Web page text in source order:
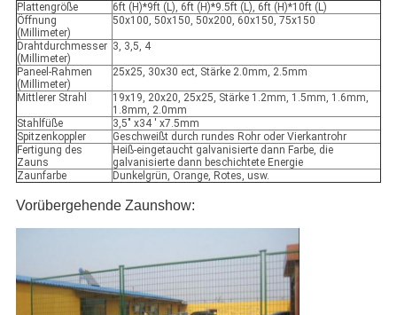
Plattengröße
6ft (H)*9ft (L), 6ft (H)*9.5ft (L), 6ft (H)*10ft (L)
Öffnung
(Millimeter)
50x100, 50x150, 50x200, 60x150, 75x150
Drahtdurchmesser
(Millimeter)
3, 3,5, 4
Paneel-Rahmen
(Millimeter)
25x25, 30x30 ect, Stärke 2.0mm, 2.5mm
Mittlerer Strahl
19x19, 20x20, 25x25, Stärke 1.2mm, 1.5mm, 1.6mm,
1.8mm, 2.0mm
Stahlfüße
3,5" x34 ' x7.5mm
Spitzenkoppler
Geschweißt durch rundes Rohr oder Vierkantrohr
Fertigung des
Zauns
Heiß-eingetaucht galvanisierte dann Farbe, die
galvanisierte dann beschichtete Energie
Zaunfarbe
Dunkelgrün, Orange, Rotes, usw.
Vorübergehende Zaunshow: